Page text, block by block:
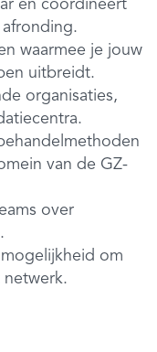
en coördineert
waarmee je jouw
uitbreidt.
organisaties,
van de GZ-
over
om
netwerk.